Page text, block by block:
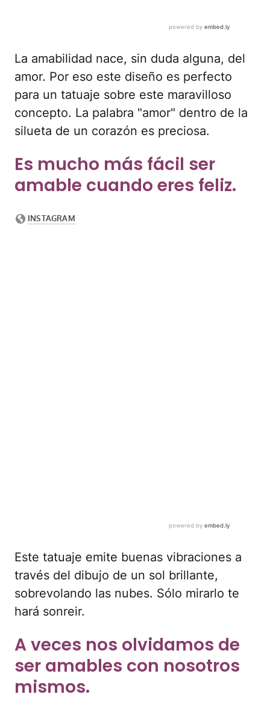
La amabilidad nace, sin duda alguna, del
amor. Por eso este diseño es perfecto
para un tatuaje sobre este maravilloso
concepto. La palabra "amor" dentro de la
silueta de un corazón es preciosa.
Es mucho más fácil ser
amable cuando eres feliz.
Este tatuaje emite buenas vibraciones a
través del dibujo de un sol brillante,
sobrevolando las nubes. Sólo mirarlo te
hará sonreir.
A veces nos olvidamos de
ser amables con nosotros
mismos.